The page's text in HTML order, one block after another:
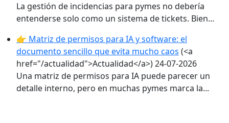
La gestión de incidencias para pymes no debería
entenderse solo como un sistema de tickets. Bien...
👉 Matriz de permisos para IA y software: el
documento sencillo que evita mucho caos (<a
href="/actualidad">Actualidad</a>)24-07-2026
Una matriz de permisos para IA puede parecer un
detalle interno, pero en muchas pymes marca la...